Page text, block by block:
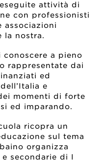
attività di
con professionisti
associazioni
la nostra.
a pieno
rappresentate dai
ed
e
momenti di forte
ed imparando.
ricopra un
sul tema
organizza
secondarie di I